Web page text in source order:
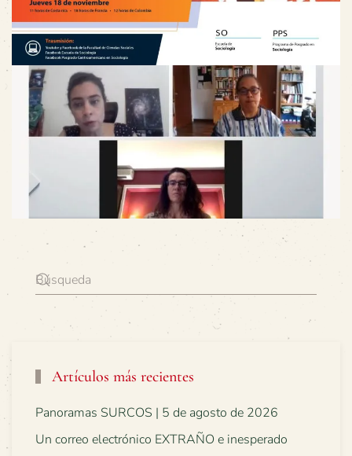
Artículos más recientes
Panoramas SURCOS | 5 de agosto de 2026
Un correo electrónico EXTRAÑO e inesperado